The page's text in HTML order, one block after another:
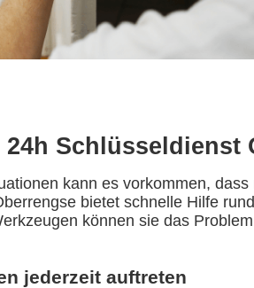
24h
kann es vorkommen,
bietet schnelle Hilfe
können sie das
jederzeit auftreten